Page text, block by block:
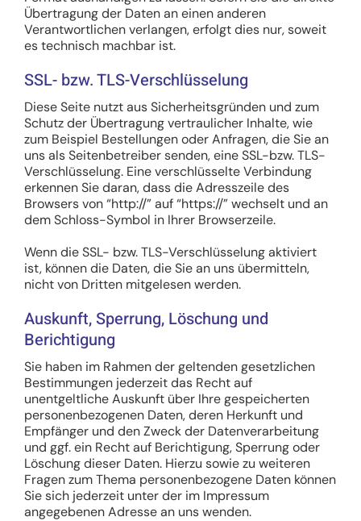
Übertragung der Daten an einen anderen
Verantwortlichen verlangen, erfolgt dies nur, soweit
es technisch machbar ist.
SSL- bzw. TLS-Verschlüsselung
Diese Seite nutzt aus Sicherheitsgründen und zum
Schutz der Übertragung vertraulicher Inhalte, wie
zum Beispiel Bestellungen oder Anfragen, die Sie an
uns als Seitenbetreiber senden, eine SSL-bzw. TLS-
Verschlüsselung. Eine verschlüsselte Verbindung
erkennen Sie daran, dass die Adresszeile des
Browsers von “http://” auf “https://” wechselt und an
dem Schloss-Symbol in Ihrer Browserzeile.
Wenn die SSL- bzw. TLS-Verschlüsselung aktiviert
ist, können die Daten, die Sie an uns übermitteln,
nicht von Dritten mitgelesen werden.
Auskunft, Sperrung, Löschung und
Berichtigung
Sie haben im Rahmen der geltenden gesetzlichen
Bestimmungen jederzeit das Recht auf
unentgeltliche Auskunft über Ihre gespeicherten
personenbezogenen Daten, deren Herkunft und
Empfänger und den Zweck der Datenverarbeitung
und ggf. ein Recht auf Berichtigung, Sperrung oder
Löschung dieser Daten. Hierzu sowie zu weiteren
Fragen zum Thema personenbezogene Daten können
Sie sich jederzeit unter der im Impressum
angegebenen Adresse an uns wenden.